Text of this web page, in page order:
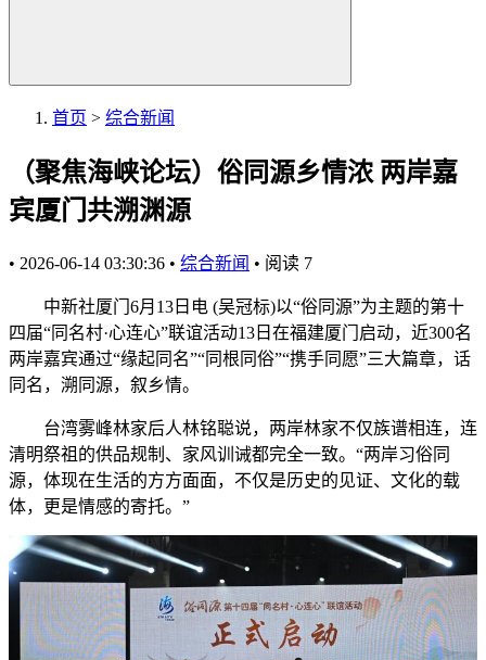
首页 > 综合新闻
（聚焦海峡论坛）俗同源乡情浓 两岸嘉
宾厦门共溯渊源
• 2026-06-14 03:30:36 • 综合新闻 • 阅读 7
中新社厦门6月13日电 (吴冠标)以“俗同源”为主题的第十
四届“同名村·心连心”联谊活动13日在福建厦门启动，近300名
两岸嘉宾通过“缘起同名”“同根同俗”“携手同愿”三大篇章，话
同名，溯同源，叙乡情。
台湾雾峰林家后人林铭聪说，两岸林家不仅族谱相连，连
清明祭祖的供品规制、家风训诫都完全一致。“两岸习俗同
源，体现在生活的方方面面，不仅是历史的见证、文化的载
体，更是情感的寄托。”